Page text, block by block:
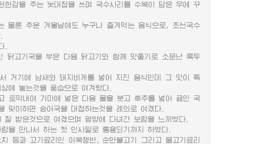
한감을 주는 놋대접을 쓰며 국수사리를 수북이 담은 우에 꾸
론 추운 겨울날에도 누구나 즐겨먹는 음식으로, 조선국수
.
고기국을 부은 다음 닭고기와 함께 맛좋기로 소문난 록두
거기에 남새와 돼지비게를 넣어 지진 음식인데 그 맛이 특
에 놓는것을 풍습으로 여겨왔다.
토막내여 가마에 넣은 다음 물을 붓고 후추를 넣어 끓인 국
맞이하면 숭어국을 대접하는것을 례의로 여겼다.
받은것으로 여겼으며 평양에 다녀간 보람을 느끼였다.
만나서 하는 첫 인사말로 통용되기까지 하였다.
등과 고기료리인 어북쟁반, 순안불고기 그리고 물고기료리